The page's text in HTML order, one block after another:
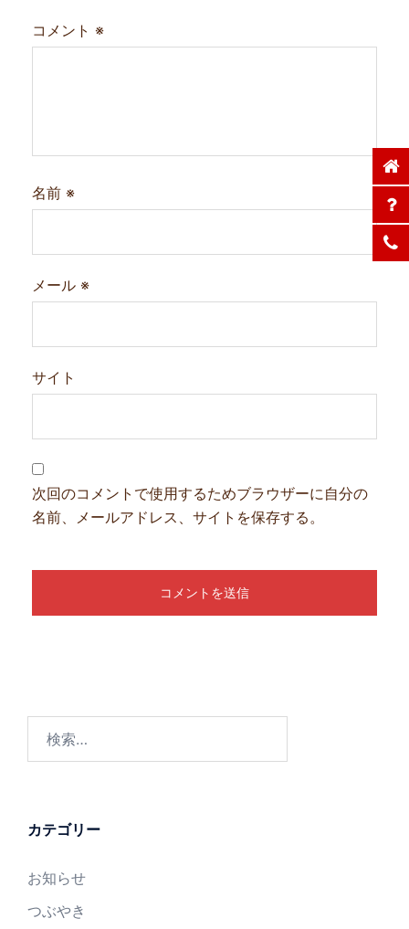
コメント ※
名前 ※
メール ※
サイト
次回のコメントで使用するためブラウザーに自分の
名前、メールアドレス、サイトを保存する。
カテゴリー
お知らせ
つぶやき